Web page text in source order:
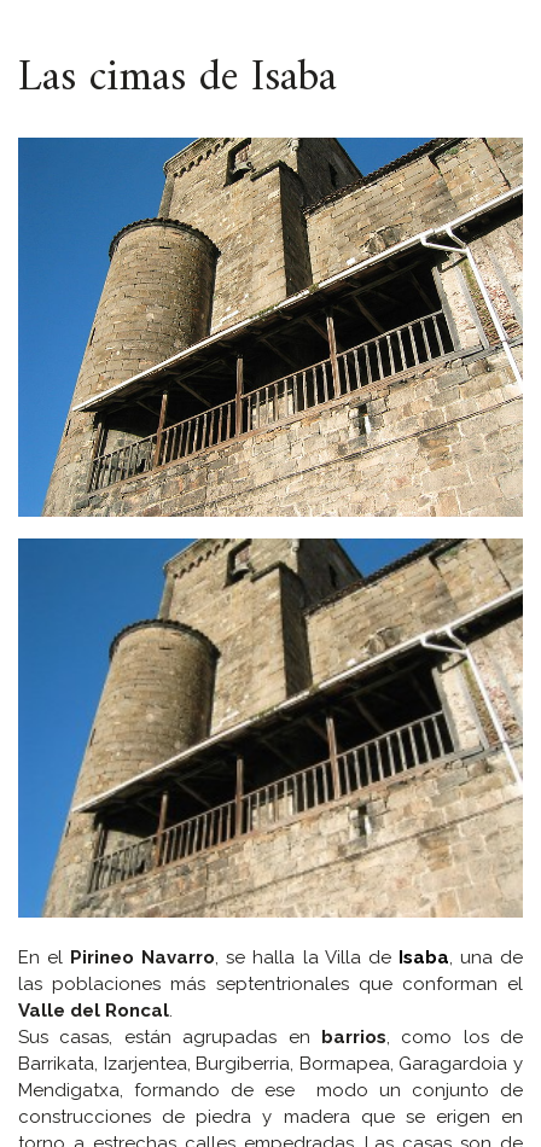
ESPACIO
Las cimas de Isaba
En el Pirineo Navarro, se halla la Villa deIsaba, una de
las poblaciones más septentrionales que conforman el
Valle del Roncal.
Sus casas, están agrupadas en barrios, como los de
Barrikata, Izarjentea, Burgiberria, Bormapea, Garagardoia y
Mendigatxa, formando de ese modo un conjunto de
construcciones de piedra y madera que se erigen en